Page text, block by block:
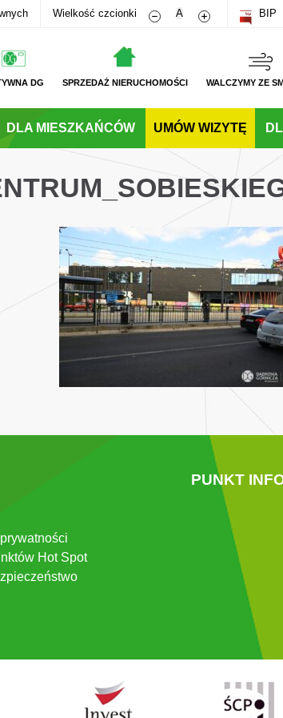
Wielkość czcionki Zmniejsz rozmiar czcionki
A Zwiększ BIP
DG SPRZEDAŻ NIERUCHOMOŚCI WALCZYMY ZE
DLA MIESZKAŃCÓW UMÓW WIZYTĘ
Hot Spot
PUNKT